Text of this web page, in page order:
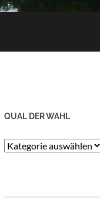
QUAL DER WAHL
Qual